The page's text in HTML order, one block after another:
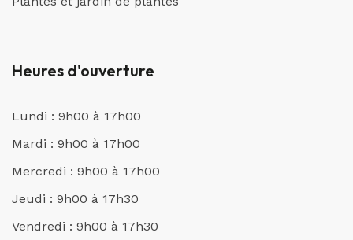
Heures d'ouverture
Lundi : 9h00 à 17h00
Mardi : 9h00 à 17h00
Mercredi : 9h00 à 17h00
Jeudi : 9h00 à 17h30
Vendredi : 9h00 à 17h30